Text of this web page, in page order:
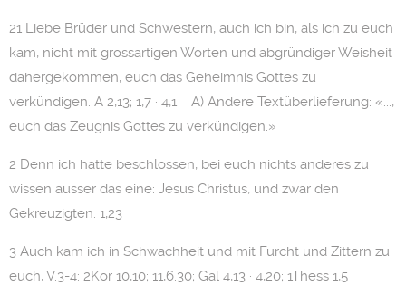
21 Liebe Brüder und Schwestern, auch ich bin, als ich zu euch
kam, nicht mit grossartigen Worten und abgründiger Weisheit
dahergekommen, euch das Geheimnis Gottes zu
verkündigen. A 2,13; 1,7 · 4,1 A) Andere Textüberlieferung: «...,
euch das Zeugnis Gottes zu verkündigen.»
2 Denn ich hatte beschlossen, bei euch nichts anderes zu
wissen ausser das eine: Jesus Christus, und zwar den
Gekreuzigten. 1,23
3 Auch kam ich in Schwachheit und mit Furcht und Zittern zu
euch, V.3-4: 2Kor 10,10; 11,6.30; Gal 4,13 · 4,20; 1Thess 1,5